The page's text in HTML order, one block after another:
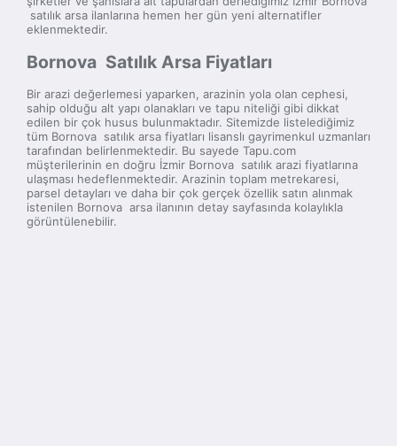
satılık arsa ilanlarına hemen her gün yeni alternatifler
eklenmektedir.
Bornova Satılık Arsa Fiyatları
Bir arazi değerlemesi yaparken, arazinin yola olan cephesi,
sahip olduğu alt yapı olanakları ve tapu niteliği gibi dikkat
edilen bir çok husus bulunmaktadır. Sitemizde listelediğimiz
tüm Bornova satılık arsa fiyatları lisanslı gayrimenkul uzmanları
tarafından belirlenmektedir. Bu sayede Tapu.com
müşterilerinin en doğru İzmir Bornova satılık arazi fiyatlarına
ulaşması hedeflenmektedir. Arazinin toplam metrekaresi,
parsel detayları ve daha bir çok gerçek özellik satın alınmak
istenilen Bornova arsa ilanının detay sayfasında kolaylıkla
görüntülenebilir.